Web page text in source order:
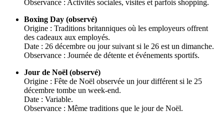
Observance : Activités sociales, visites et parfois shopping.
Boxing Day (observé)
Origine : Traditions britanniques où les employeurs offrent
des cadeaux aux employés.
Date : 26 décembre ou jour suivant si le 26 est un dimanche.
Observance : Journée de détente et événements sportifs.
Jour de Noël (observé)
Origine : Fête de Noël observée un jour différent si le 25
décembre tombe un week-end.
Date : Variable.
Observance : Même traditions que le jour de Noël.